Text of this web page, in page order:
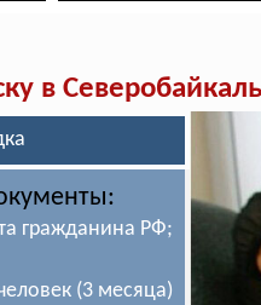
в
гражданина РФ;
(3 месяца)